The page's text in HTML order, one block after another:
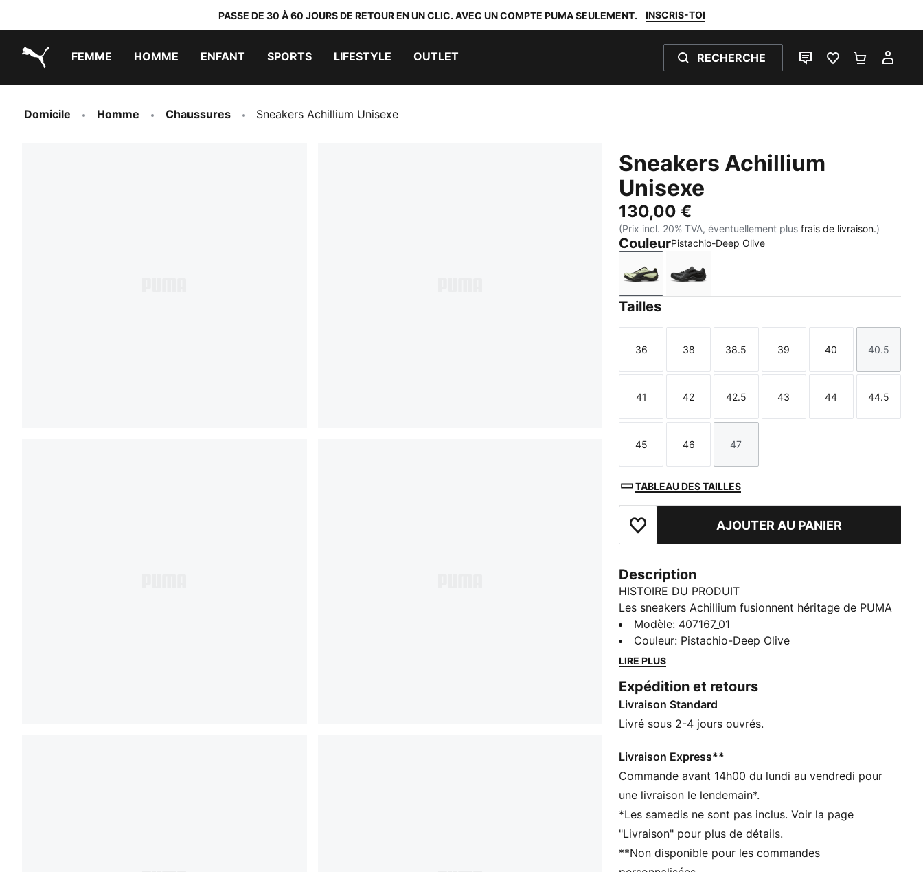
PASSE DE 30 À 60 JOURS DE RETOUR EN UN CLIC. AVEC UN COMPTE PUMA SEULEMENT. INSCRIS-TOI
FEMME HOMME ENFANT SPORTS LIFESTYLE OUTLET RECHERCHE
LIVE CHATFAVORIS 0PANIER 0
Domicile Homme Chaussures Sneakers Achillium Unisexe
Sneakers Achillium
Unisexe
130,00 €
(Prix incl. 20% TVA, éventuellement plusfrais de livraison.)
CouleurPistachio-Deep Olive
Pistachio-Deep Olive
Shadow Gray-PUMA Black
Tailles
Taille
36
Taille
38
Taille
38.5
Taille
39
Taille
40
Taille
40.5
Taille
41
Taille
42
Taille
42.5
Taille
43
Taille
44
Taille
44.5
Taille
45
Taille
46
Taille
47
TABLEAU DES TAILLES
Ajouter aux favorisAJOUTER AU PANIER
Description
HISTOIRE DU PRODUIT
Les sneakers Achillium fusionnent héritage de PUMA
et design inspiré de l’anatomie. Imagine un style
« kayak » avec une touche tendance qui déborde
d’assurance.
Conçu pour : Lifestyle par PUMA
Largeur : régulière
Fermeture : Fermeture à lacets
Détails brandés PUMA
Modèle: 407167_01
Couleur: Pistachio-Deep Olive
LIRE PLUS
Expédition et retours
Livraison Standard
Livré sous 2-4 jours ouvrés.
Livraison Express**
Commande avant 14h00 du lundi au vendredi pour
une livraison le lendemain*.
*Les samedis ne sont pas inclus. Voir la page
"Livraison" pour plus de détails.
**Non disponible pour les commandes